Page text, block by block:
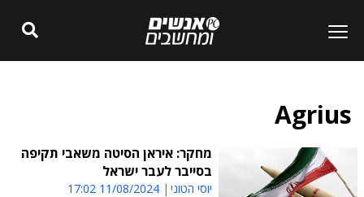
Agrius
מחקר: איראן הסיטה משאבי תקיפה
בסייבר לעבר ישראל
יוסי הטוני 11/08/2024 17:02